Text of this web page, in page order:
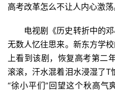
高考改革怎么不让人内心激荡
电视剧《历史转折中的
无数人忆往思来。新东方学
上看到该剧，恢复高考第二
滚滚，汗水混着泪水浸湿了T
“徐小平们”回望这个秋高气